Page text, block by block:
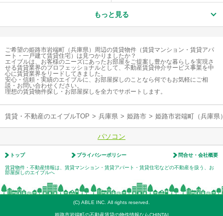
もっと見る
ご希望の姫路市岩端町（兵庫県）周辺の賃貸物件（賃貸マンション・賃貸アパ
ート・一戸建て賃貸住宅）は見つかりましたか？
エイブルは、お客様のニーズにあったお部屋をご提案し豊かな暮らしを実現さ
せる賃貸業界のプロフェッショナルとして、不動産賃貸仲介サービス事業を中
心に賃貸業界をリードしてきました。
安心・信頼・実績のエイブルに、お部屋探しのことなら何でもお気軽にご相
談・お問い合わせください。
理想の賃貸物件探し・お部屋探しを全力でサポートします。
賃貸・不動産のエイブルTOP > 兵庫県 > 姫路市 > 姫路市岩端町（兵庫県
パソコン
トップ プライバシーポリシー 問合せ・会社概要
賃貸物件・不動産情報は、賃貸マンション・賃貸アパート・賃貸住宅などの不動産を扱う、お
部屋探しのエイブルへ
(C) ABLE INC. All rights reserved.
姫路市岩端町の不動産賃貸の物件情報ならCHINTAI